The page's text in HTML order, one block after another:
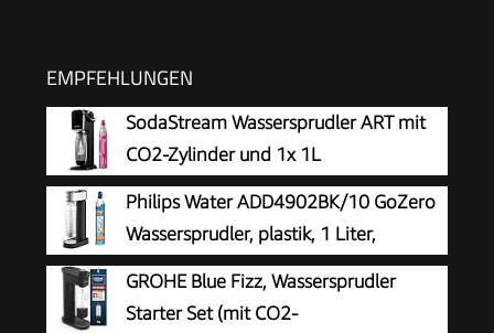
EMPFEHLUNGEN
SodaStream Wassersprudler ART mit
CO2-Zylinder und 1x 1L
spülmaschinenfeste Kunststoff-
Flasche, Höhe 44cm, Schwarz, 44 cm
Philips Water ADD4902BK/10 GoZero
Wassersprudler, plastik, 1 Liter,
Schwarz
GROHE Blue Fizz, Wassersprudler
Starter Set (mit CO2-